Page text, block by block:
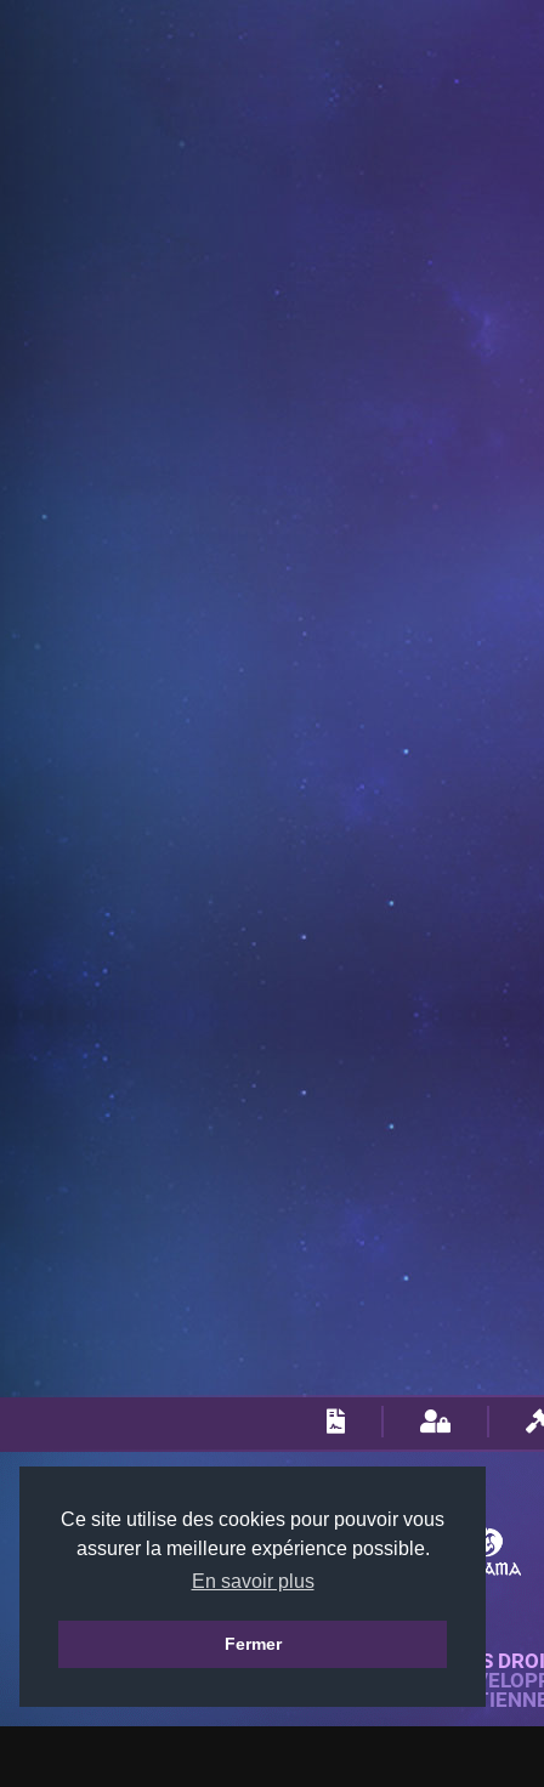
Ce site utilise des cookies pour pouvoir vous
assurer la meilleure expérience possible.
En savoir plus
Fermer
© 2018-2026 KTARENA. TOUS
SITE WEB ENTIÈREMENT
TOUTES LES IMAGES